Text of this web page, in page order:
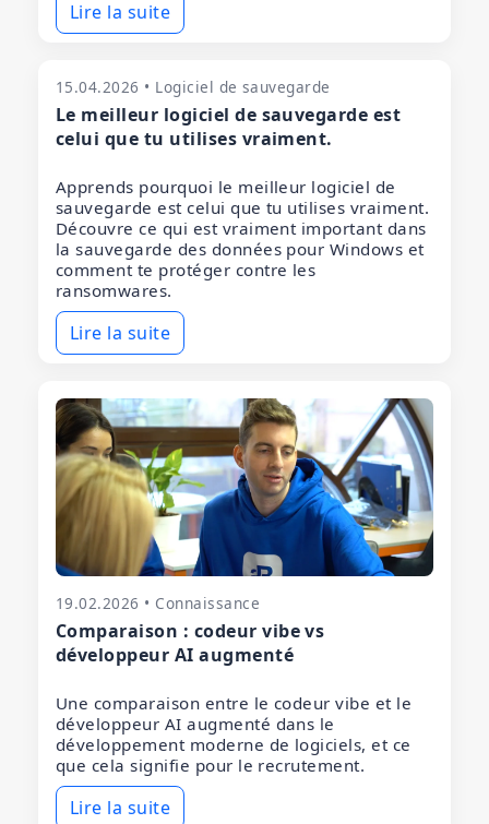
Lire la suite
15.04.2026 • Logiciel de sauvegarde
Le meilleur logiciel de sauvegarde est
celui que tu utilises vraiment.
Apprends pourquoi le meilleur logiciel de
sauvegarde est celui que tu utilises vraiment.
Découvre ce qui est vraiment important dans
la sauvegarde des données pour Windows et
comment te protéger contre les
ransomwares.
Lire la suite
19.02.2026 • Connaissance
Comparaison : codeur vibe vs
développeur AI augmenté
Une comparaison entre le codeur vibe et le
développeur AI augmenté dans le
développement moderne de logiciels, et ce
que cela signifie pour le recrutement.
Lire la suite